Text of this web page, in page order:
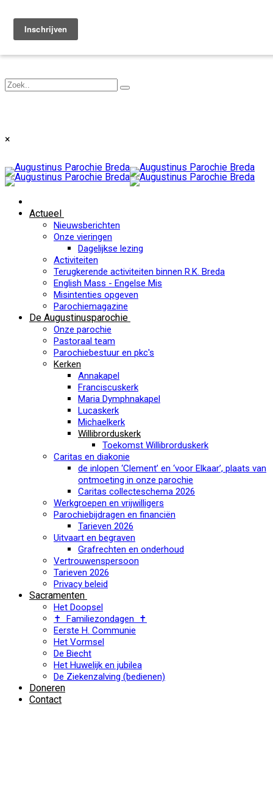
Toggle navigation
×
Actueel
Nieuwsberichten
Onze vieringen
Dagelijkse lezing
Activiteiten
Terugkerende activiteiten binnen R.K. Breda
English Mass - Engelse Mis
Misintenties opgeven
Parochiemagazine
De Augustinusparochie
Onze parochie
Pastoraal team
Parochiebestuur en pkc's
Kerken
Annakapel
Franciscuskerk
Maria Dymphnakapel
Lucaskerk
Michaelkerk
Willibrorduskerk
Toekomst Willibrorduskerk
Caritas en diakonie
de inlopen ‘Clement’ en ‘voor Elkaar’, plaats van
ontmoeting in onze parochie
Caritas collecteschema 2026
Werkgroepen en vrijwilligers
Parochiebijdragen en financiën
Tarieven 2026
Uitvaart en begraven
Grafrechten en onderhoud
Vertrouwenspersoon
Tarieven 2026
Privacy beleid
Sacramenten
Het Doopsel
✝ Familiezondagen ✝
Eerste H. Communie
Het Vormsel
De Biecht
Het Huwelijk en jubilea
De Ziekenzalving (bedienen)
Doneren
Contact